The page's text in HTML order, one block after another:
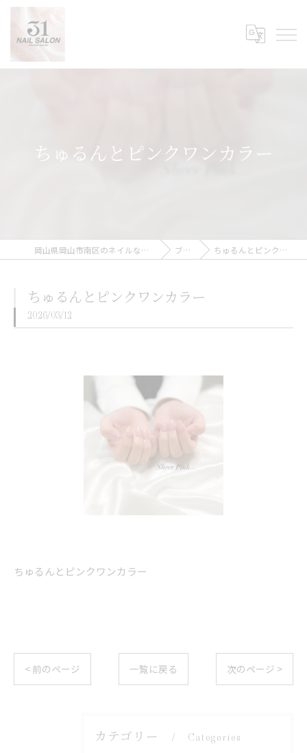
ちゅるんとピンクワンカラー
岡山県岡山市南区のネイルなら31Nail Salon ブログ ちゅるんとピンクワンカラー
ちゅるんとピンクワンカラー
2026/03/12
ちゅるんとピンクワンカラー
< 前のページ 一覧に戻る 次のページ >
カテゴリー Categories